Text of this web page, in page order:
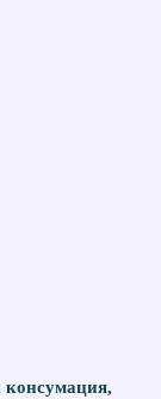
консумация,